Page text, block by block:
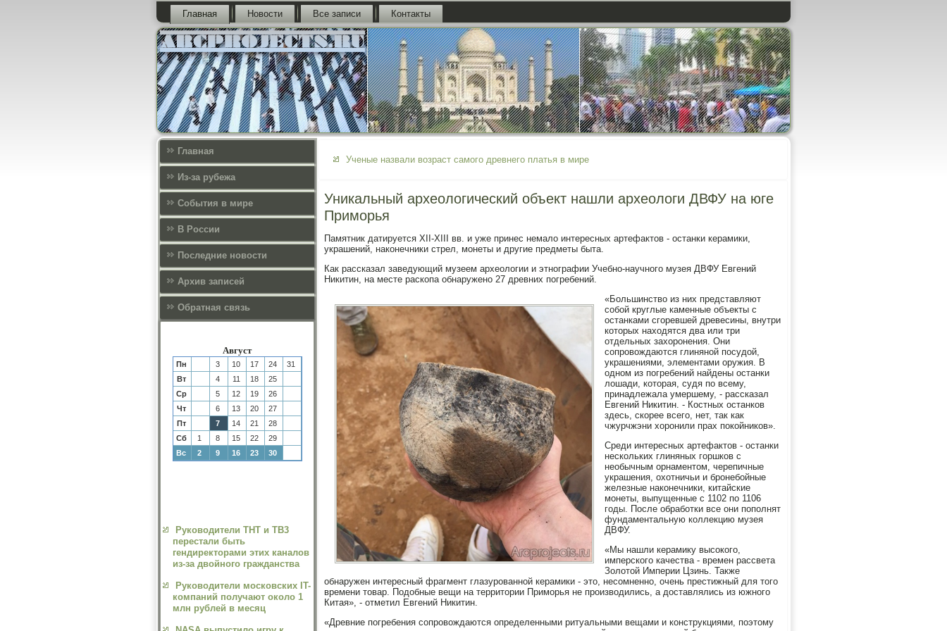
Главная Новости Все записи Контакты
Главная
Из-за рубежа
События в мире
В России
Последние новости
Архив записей
Обратная связь
Август
Пн 3 10 17 24
31
Вт
4 11 18
25
Ср
5 12 19
26
Чт
6 13 20
27
Пт
7 14 21
28
Сб
1 8 15 22
29
Вс
2 9 16 23 30
Руководители ТНТ и ТВ3
перестали быть
гендиректорами этих каналов
из-за двойного гражданства
Руководители московских IT-
компаний получают около 1
млн рублей в месяц
Ученые назвали возраст самого древнего платья в мире
Уникальный археологический объект нашли археологи ДВФУ на юге
Приморья
Памятник датируется XII-XIII вв. и уже принес немало интересных артефактов - останки керамики,
украшений, наконечники стрел, монеты и другие предметы быта.
Как рассказал заведующий музеем археологии и этнографии Учебно-научного музея ДВФУ Евгений
Никитин, на месте раскопа обнаружено 27 древних погребений.
«Большинство из них представляют
собой круглые каменные объекты с
останками сгоревшей древесины, внутри
которых находятся два или три
отдельных захоронения. Они
сопровождаются глиняной посудой,
украшениями, элементами оружия. В
одном из погребений найдены останки
лошади, которая, судя по всему,
принадлежала умершему, - рассказал
Евгений Никитин. - Костных останков
здесь, скорее всего, нет, так как
чжурчжэни хоронили прах покойников».
Среди интересных артефактов - останки
нескольких глиняных горшков с
необычным орнаментом, черепичные
украшения, охотничьи и бронебойные
железные наконечники, китайские
монеты, выпущенные с 1102 по 1106
годы. После обработки все они пополнят
фундаментальную коллекцию музея
ДВФУ.
«Мы нашли керамику высокого,
имперского качества - времен рассвета
Золотой Империи Цзинь. Также
обнаружен интересный фрагмент глазурованной керамики - это, несомненно, очень престижный для того
времени товар. Подобные вещи на территории Приморья не производились, а доставлялись из южного
Китая», - отметил Евгений Никитин.
«Древние погребения сопровождаются определенными ритуальными вещами и конструкциями, поэтому